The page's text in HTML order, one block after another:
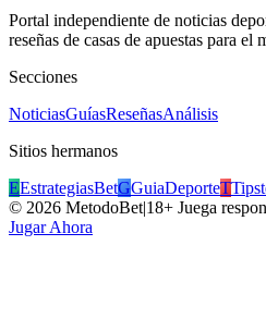
Portal independiente de noticias
reseñas de casas de apuestas para el
Secciones
NoticiasGuíasReseñasAnálisis
Sitios hermanos
EEstrategiasBetGGuiaDeporteT
© 2026 MetodoBet|18+ Juega
Jugar Ahora